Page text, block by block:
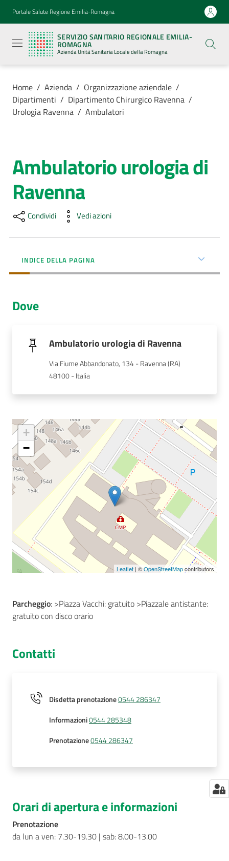
Vai al contenuto
Vai alla navigazione
Vai al footer
Portale Salute Regione Emilia-Romagna
SERVIZIO SANITARIO REGIONALE EMILIA-
ROMAGNA
Azienda Unità Sanitaria Locale della Romagna
Sanitario
Regionale
Emilia-
Romagna
Azienda
Sanitaria
Locale della
Romagna
Servizi
Luoghi
di
cura
Menu selezionato
Comunica
Carta
Dedicato
Bandi
e
Concorsi
Home / Azienda / Organizzazione aziendale /
Dipartimenti / Dipartimento Chirurgico Ravenna /
Urologia Ravenna / Ambulatori
Salta al contenuto
Ambulatorio urologia di
Ravenna
Condividi Vedi azioni
INDICE DELLA PAGINA
Dove
Ambulatorio urologia di Ravenna
Via Fiume Abbandonato, 134 - Ravenna (RA)
48100 - Italia
+
−
Leaflet | ©OpenStreetMapcontributors
Parcheggio: >Piazza Vacchi: gratuito >Piazzale antistante:
gratuito con disco orario
Contatti
Disdetta prenotazione0544 286347
Informazioni0544 285348
Prenotazione0544 286347
Orari di apertura e informazioni
Prenotazione
da lun a ven: 7.30-19.30 | sab: 8.00-13.00